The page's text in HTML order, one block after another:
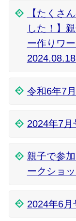
【たくさ
した！】
ー作りワ
令和6年7
2024年7月
親子で参
ークショ
2024年6月